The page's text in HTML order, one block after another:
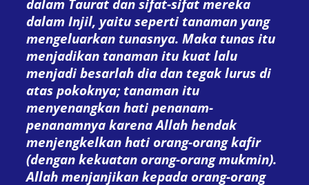
dalam Taurat dan sifat-sifat mereka
dalam Injil, yaitu seperti tanaman yang
mengeluarkan tunasnya. Maka tunas itu
menjadikan tanaman itu kuat lalu
menjadi besarlah dia dan tegak lurus di
atas pokoknya; tanaman itu
menyenangkan hati penanam-
penanamnya karena Allah hendak
menjengkelkan hati orang-orang kafir
(dengan kekuatan orang-orang mukmin).
Allah menjanjikan kepada orang-orang